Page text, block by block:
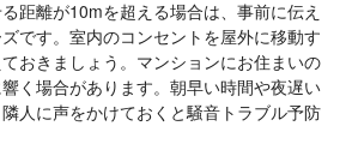
距離が10mを超える場合は、事前に伝え
です。室内のコンセントを屋外に移動す
おきましょう。マンションにお住まいの
く場合があります。朝早い時間や夜遅い
人に声をかけておくと騒音トラブル予防